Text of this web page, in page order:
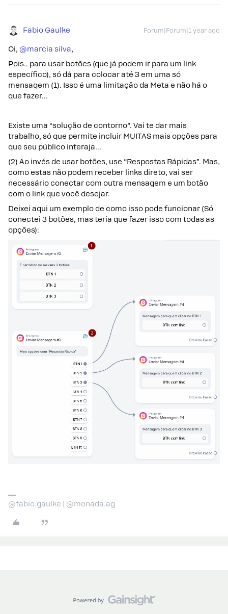
Fabio Gaulke Forum|Forum|1 year ago
Oi, @marcia silva,
Pois.. para usar botões (que já podem ir para um link
específico), só dá para colocar até 3 em uma só
mensagem (1). Isso é uma limitação da Meta e não há o
que fazer…
Existe uma “solução de contorno”. Vai te dar mais
trabalho, só que permite incluir MUITAS mais opções para
que seu público interaja…
(2) Ao invés de usar botões, use “Respostas Rápidas”. Mas,
como estas não podem receber links direto, vai ser
necessário conectar com outra mensagem e um botão
com o link que você desejar.
Deixei aqui um exemplo de como isso pode funcionar (Só
conectei 3 botões, mas teria que fazer isso com todas as
opções):
@fabio.gaulke | @monada.ag